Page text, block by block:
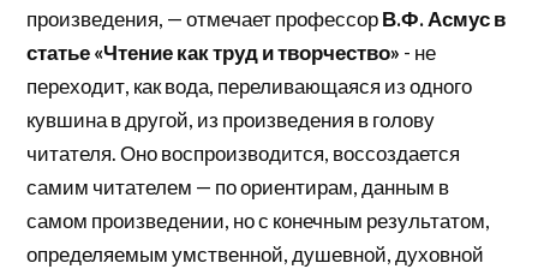
произведения, — отмечает профессорВ.Ф. Асмус в
статье «Чтение как труд и творчество» - не
переходит, как вода, переливающаяся из одного
кувшина в другой, из произведения в голову
читателя. Оно воспроизводится, воссоздается
самим читателем — по ориентирам, данным в
самом произведении, но с конечным результатом,
определяемым умственной, душевной, духовной